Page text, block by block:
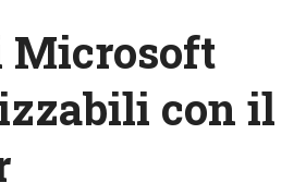
Microsoft
con il